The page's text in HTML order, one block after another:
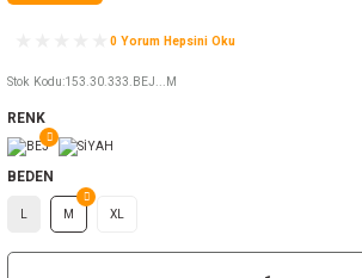
0 Yorum Hepsini Oku
Stok Kodu:153.30.333.BEJ...M
RENK
BEDEN
L M XL